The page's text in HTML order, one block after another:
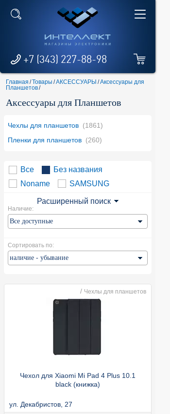
+7 (343) 227-88-98
Главная /Товары /АКСЕССУАРЫ /Аксессуары для
Планшетов/
Аксессуары для Планшетов
Чехлы для планшетов (1861)
Пленки для планшетов (260)
Все
Без названия
Noname
SAMSUNG
Расширенный поиск
Наличие:
Сортировать по:
/ Чехлы для планшетов
Чехол для Xiaomi Mi Pad 4 Plus 10.1
black (книжка)
ул. Декабристов, 27